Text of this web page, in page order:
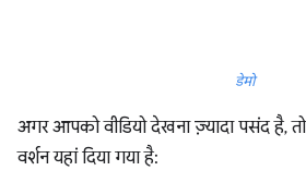
डेमो
अगर आपको वीडियो देखना ज़्यादा पसंद है,
वर्शन यहां दिया गया है: